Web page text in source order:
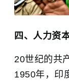
四、人力资
20世纪的共
1950年，印